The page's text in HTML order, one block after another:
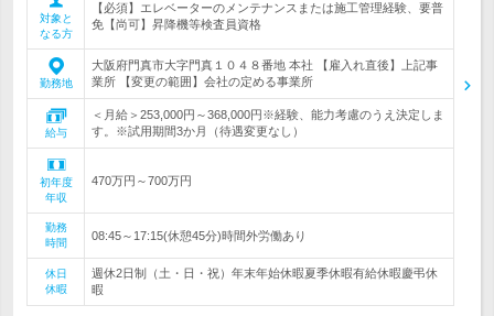
対象と
なる方
【必須】エレベーターのメンテナンスまたは施工管理経験、要普
免【尚可】昇降機等検査員資格
勤務地
大阪府門真市大字門真１０４８番地 本社 【雇入れ直後】上記事
業所 【変更の範囲】会社の定める事業所
給与
＜月給＞253,000円～368,000円※経験、能力考慮のうえ決定しま
す。※試用期間3か月（待遇変更なし）
初年度
年収
470万円～700万円
勤務
時間
08:45～17:15(休憩45分)時間外労働あり
休日
休暇
週休2日制（土・日・祝）年末年始休暇夏季休暇有給休暇慶弔休
暇